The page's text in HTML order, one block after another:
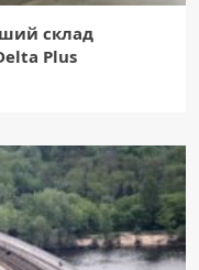
склад
Plus